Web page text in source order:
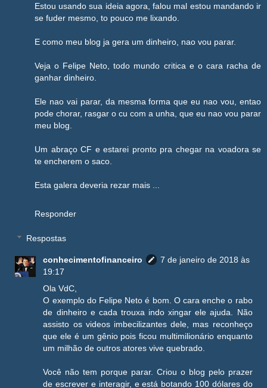
Estou usando sua ideia agora, falou mal estou mandando ir
se fuder mesmo, to pouco me lixando.
E como meu blog ja gera um dinheiro, nao vou parar.
Veja o Felipe Neto, todo mundo critica e o cara racha de
ganhar dinheiro.
Ele nao vai parar, da mesma forma que eu nao vou, entao
pode chorar, rasgar o cu com a unha, que eu nao vou parar
meu blog.
Um abraço CF e estarei pronto pra chegar na voadora se
te encherem o saco.
Esta galera deveria rezar mais ...
Responder
Respostas
conhecimentofinanceiro
7 de janeiro de 2018 às
19:17
Ola VdC,
O exemplo do Felipe Neto é bom. O cara enche o rabo
de dinheiro e cada trouxa indo xingar ele ajuda. Não
assisto os videos imbecilizantes dele, mas reconheço
que ele é um gênio pois ficou multimilionário enquanto
um milhão de outros atores vive quebrado.
Você não tem porque parar. Criou o blog pelo prazer
de escrever e interagir, e está botando 100 dólares do